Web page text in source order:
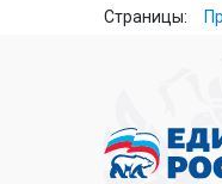
Страницы: